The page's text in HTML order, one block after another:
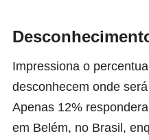
Impressiona o
desconhecem onde
Apenas 12%
em Belém, no Brasil,